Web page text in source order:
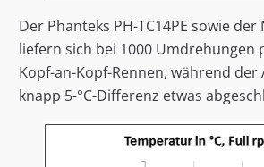
Der Phanteks PH-TC14PE sowie
liefern sich bei 1000 Umdrehungen
Kopf-an-Kopf-Rennen, während
knapp 5-°C-Differenz etwas